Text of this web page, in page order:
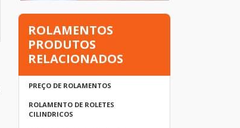
ROLAMENTOS
PRODUTOS
RELACIONADOS
PREÇO DE ROLAMENTOS
ROLAMENTO DE ROLETES
CILINDRICOS